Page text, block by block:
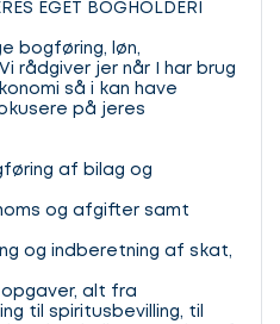
EGET BOGHOLDERI
bogføring, løn,
rådgiver jer når I har brug
så i kan have
på jeres
af bilag og
og afgifter samt
og indberetning af skat,
alt fra
til spiritusbevilling, til